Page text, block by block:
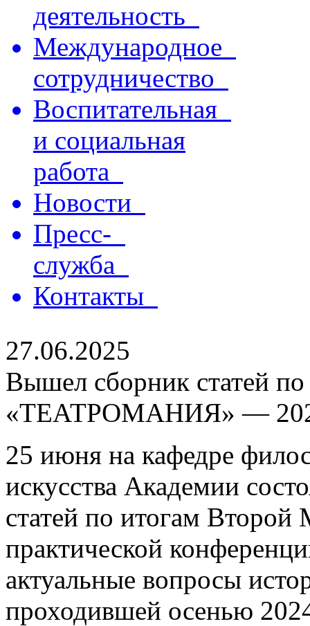
деятельность
Международное
сотрудничество
Воспитательная
и социальная
работа
Новости
Пресс-
служба
Контакты
27.06.2025
Вышел сборник статей
«ТЕАТРОМАНИЯ» —
25 июня на кафедре
искусства Академии
статей по итогам
практической
актуальные вопросы
проходившей осенью